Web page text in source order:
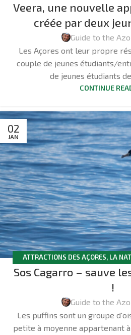
Veera, une nouvelle
créée par deux
Guide to the
Les Açores ont leur propre
couple de jeunes étudiants/
de jeunes étudiants
CONTINUE
02
JAN
ATTRACTIONS DES AÇORES, LA
OISEAUX
Sos Cagarro – sauve
!
Guide to the
Les puffins sont un groupe
petite à moyenne appartenant